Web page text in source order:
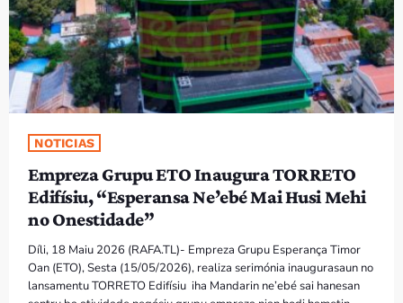
EVENTU SIRA
KONTAKTU SIRA
TÉTUM keyboard_arrow_down
TÉTUM
PORTUGUÊS
PRÓXIMOS PROGRAMAS
NOTICIAS
Empreza Grupu ETO Inaugura TORRETO
Edifísiu, “Esperansa Ne’ebé Mai Husi Mehi
no Onestidade”
Díli, 18 Maiu 2026 (RAFA.TL)- Empreza Grupu Esperança Timor
Oan (ETO), Sesta (15/05/2026), realiza serimónia inaugurasaun no
lansamentu TORRETO Edifísiu iha Mandarin ne’ebé sai hanesan